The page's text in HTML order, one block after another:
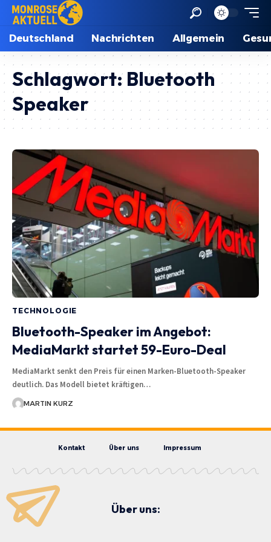
Deutschland Nachrichten Allgemein
Schlagwort: Bluetooth
Speaker
TECHNOLOGIE
Bluetooth-Speaker im Angebot:
MediaMarkt startet 59-Euro-Deal
MediaMarkt senkt den Preis für einen Marken-Bluetooth-Speaker
deutlich. Das Modell bietet kräftigen…
MARTIN KURZ
Kontakt Über uns Impressum
Über uns: